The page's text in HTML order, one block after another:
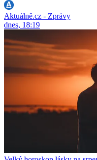
Aktuálně.cz - Zprávy
dnes, 18:19